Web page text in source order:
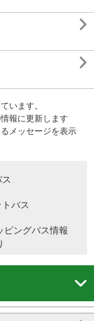


います。
報に更新します
メッセージを表示
ス
バス
ピングバス情報
